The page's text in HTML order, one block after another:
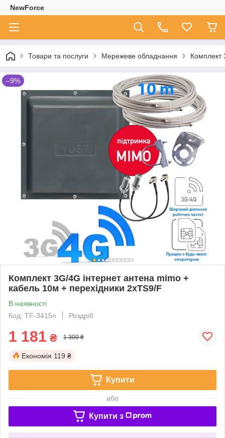
NewForce
Товари та послуги Мережеве обладнання Комплект
–9%
Комплект 3G/4G інтернет антена mimo +
кабель 10м + перехідники 2xTS9/F
В наявності
Код: TF-3415n
Роздріб
1 181 ₴ 1 300 ₴
Економія 119 ₴
Купити
або
Купити з